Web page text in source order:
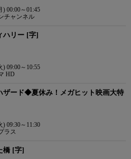
) 00:00～01:45
チャンネル
ハリー [字]
) 09:00～10:55
HD
ザード◆夏休み！メガヒット映画大特
) 09:30～11:30
ラス
橋 [字]